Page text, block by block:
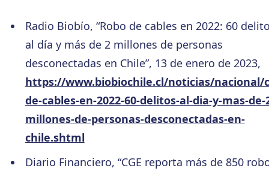
Radio Biobío, “Robo de cables en 2022: 60
al día y más de 2 millones de personas
desconectadas en Chile”, 13 de enero de 2023,
https://www.biobiochile.cl/noticias/nacional/
de-cables-en-2022-60-delitos-al-dia-y-mas-de-
millones-de-personas-desconectadas-en-
chile.shtml
Diario Financiero, “CGE reporta más de 850